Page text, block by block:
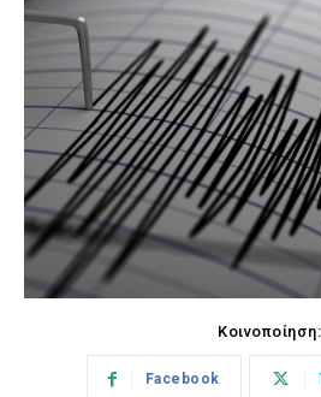
Κοινοποίηση:
Facebook